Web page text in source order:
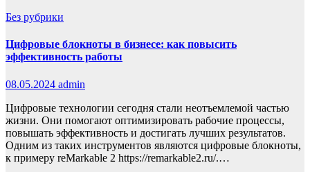
Без рубрики
Цифровые блокноты в бизнесе: как повысить
эффективность работы
08.05.2024 admin
Цифровые технологии сегодня стали неотъемлемой частью
жизни. Они помогают оптимизировать рабочие процессы,
повышать эффективность и достигать лучших результатов.
Одним из таких инструментов являются цифровые блокноты,
к примеру reMarkable 2 https://remarkable2.ru/.…